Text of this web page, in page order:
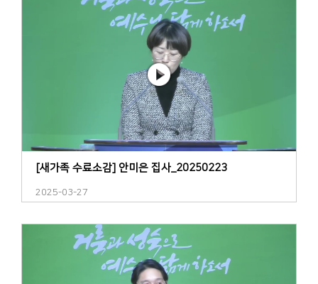
[새가족 수료소감] 안미은 집사_20250223
2025-03-27